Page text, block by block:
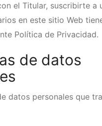
el Titular, suscribirte a
en este sitio Web
Política de Privacidad.
de datos
datos personales que